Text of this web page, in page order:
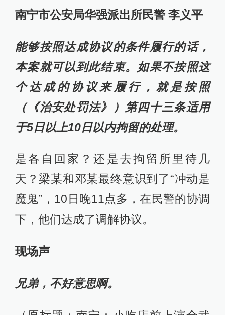
南宁市公安局华强派出所民警 李义平
能够按照达成协议的条件履行的话，
本案就可以到此结束。如果不按照这
个达成的协议来履行，就是按照
（《治安处罚法》）第四十三条适用
于5日以上10日以内拘留的处理。
是各自回家？还是去拘留所里待几
天？梁某和邓某最终意识到了“冲动是
魔鬼”，10日晚11点多，在民警的协调
下，他们达成了调解协议。
现场声
兄弟，不好意思啊。